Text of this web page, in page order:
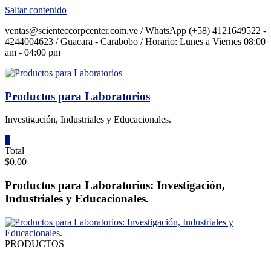
Saltar contenido
ventas@scienteccorpcenter.com.ve / WhatsApp (+58) 4121649522 -
4244004623 / Guacara - Carabobo / Horario: Lunes a Viernes 08:00
am - 04:00 pm
Productos para Laboratorios
Investigación, Industriales y Educacionales.
Total
$0,00
Productos para Laboratorios: Investigación,
Industriales y Educacionales.
PRODUCTOS